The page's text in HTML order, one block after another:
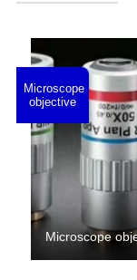
Microscope
objective